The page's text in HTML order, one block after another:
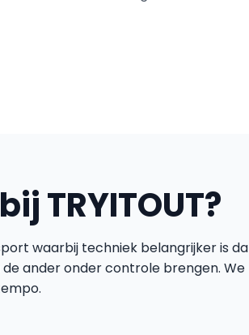
TRYITOUT?
waarbij techniek belangrijker is
ander onder controle brengen.